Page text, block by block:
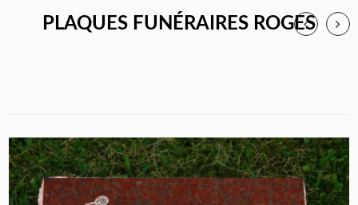
PLAQUES FUNÉRAIRES ROGES